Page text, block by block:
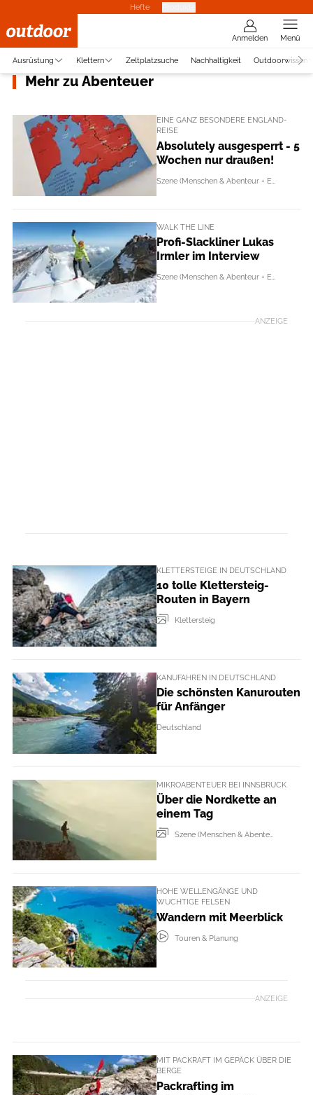
Hefte
Anmelden Menü
Ausrüstung Klettern Zeltplatzsuche Nachhaltigkeit Outdoorwissen
Mehr zu Abenteuer
EINE GANZ BESONDERE ENGLAND-
REISE
Absolutely ausgesperrt - 5
Wochen nur draußen!
WALK THE LINE
Profi-Slackliner Lukas
Irmler im Interview
Szene (Menschen & Abenteur + Events)
ANZEIGE
KLETTERSTEIGE IN DEUTSCHLAND
10 tolle Klettersteig-
Routen in Bayern
Klettersteig
KANUFAHREN IN DEUTSCHLAND
Die schönsten Kanurouten
für Anfänger
Deutschland
MIKROABENTEUER BEI INNSBRUCK
Über die Nordkette an
einem Tag
Szene (Menschen & Abenteur + Events)
HOHE WELLENGÄNGE UND
WUCHTIGE FELSEN
Wandern mit Meerblick
Touren & Planung
ANZEIGE
MIT PACKRAFT IM GEPÄCK ÜBER DIE
BERGE
Packrafting im